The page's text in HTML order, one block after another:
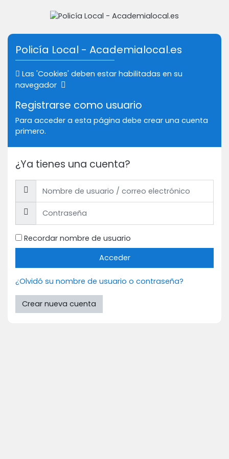
Saltar a creación de una nueva cuenta
Policía Local - Academialocal.es
Las 'Cookies' deben estar habilitadas en su
navegador
Registrarse como usuario
Para acceder a esta página debe crear una cuenta
primero.
¿Ya tienes una cuenta?
Nombre de usuario / correo electrónico
Contraseña
Recordar nombre de usuario
Acceder
¿Olvidó su nombre de usuario o contraseña?
Crear nueva cuenta